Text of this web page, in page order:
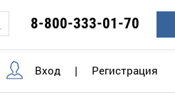
8-800-333-01-70
Вход | Регистрация